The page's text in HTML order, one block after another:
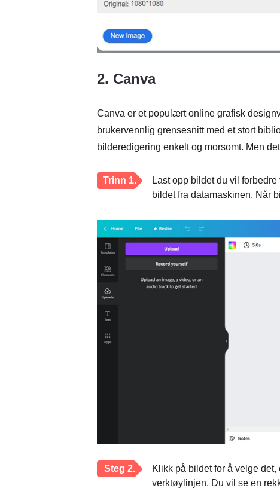
2. Canva
Canva er et populært online grafisk
brukervennlig grensesnitt med et stort
bilderedigering enkelt og morsomt. Men
Trinn 1.
Last opp bildet du vil
bildet fra datamaskinen. Når
Steg 2.
Klikk på bildet for å velge
verktøylinjen. Du vil se en